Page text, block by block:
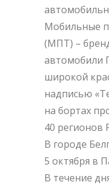
Мобильные
(МПТ) –
автомобили
широкой
надписью
на бортах
40 регионов
В городе
5 октября в
В течение